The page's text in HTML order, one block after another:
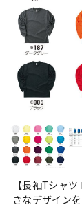
【長袖Tシャ
きなデザイン